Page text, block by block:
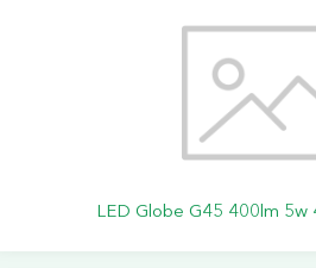
LED Globe G45 400lm 5w